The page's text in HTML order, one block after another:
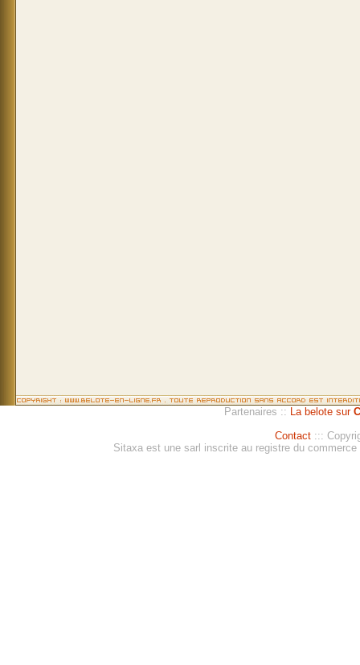
Partenaires :: La belote sur
Contact :::
Sitaxa est une sarl inscrite au registre du